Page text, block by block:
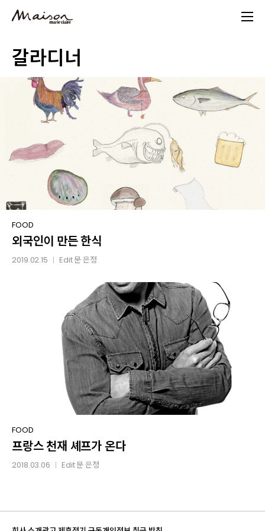
content
갈라디너
외국인이
만든
한식
FOOD
외국인이 만든 한식
2019.02.15 Edit문 은정
프랑스
천재
셰프가
FOOD
프랑스 천재 셰프가 온다
2018.03.06 Edit문 은정